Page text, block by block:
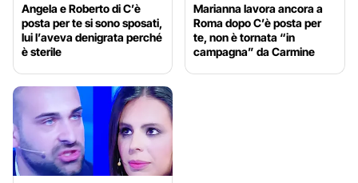
Angela e Roberto di C’è
posta per te si sono sposati,
lui l’aveva denigrata perché
è sterile
Marianna lavora ancora a
Roma dopo C’è posta per
te, non è tornata “in
campagna” da Carmine